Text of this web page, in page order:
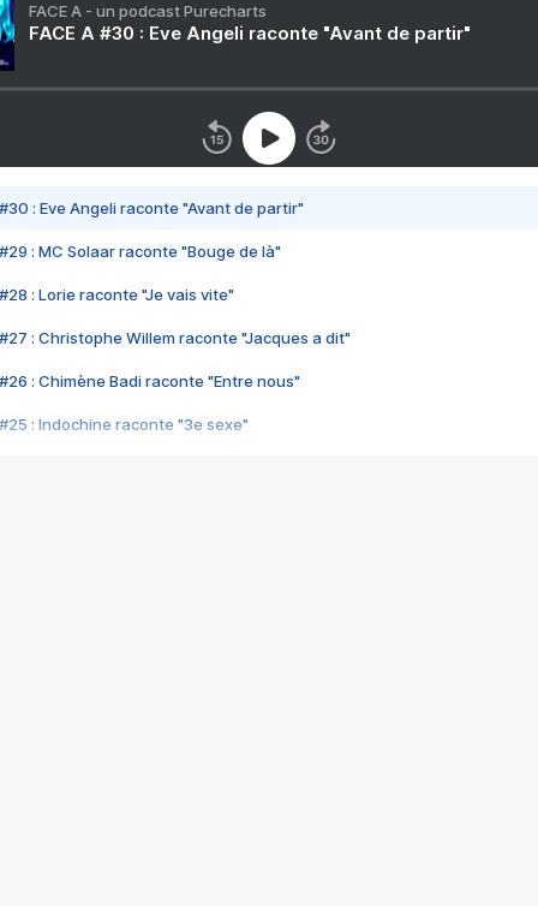
FACE A - un podcast Purecharts
FACE A #30 : Eve Angeli raconte "Avant de partir"
#30 : Eve Angeli raconte "Avant de partir"
#29 : MC Solaar raconte "Bouge de là"
#28 : Lorie raconte "Je vais vite"
#27 : Christophe Willem raconte "Jacques a dit"
#26 : Chimène Badi raconte "Entre nous"
#25 : Indochine raconte "3e sexe"